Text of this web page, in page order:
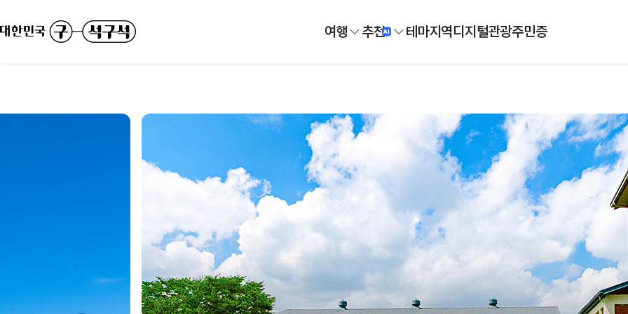
여행 추천 테마지역디지털관광주민증